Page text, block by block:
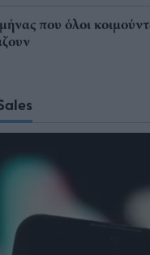
που όλοι